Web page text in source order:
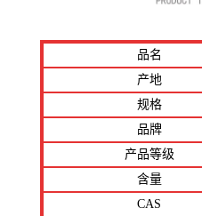
品名
产地
规格
品牌
产品等级
含量
CAS